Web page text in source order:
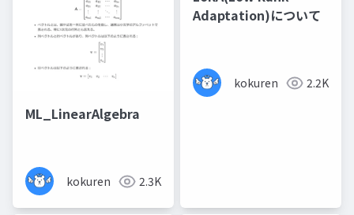
ML_LinearAlgebra
kokuren 2.3K
Adaptation)について
kokuren 2.2K